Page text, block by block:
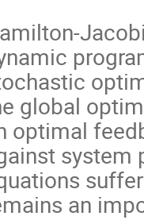
global
optimal
system
an